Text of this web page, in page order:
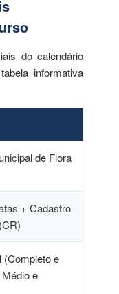
do calendário
informativa
de Flora
+ Cadastro
(Completo e
e